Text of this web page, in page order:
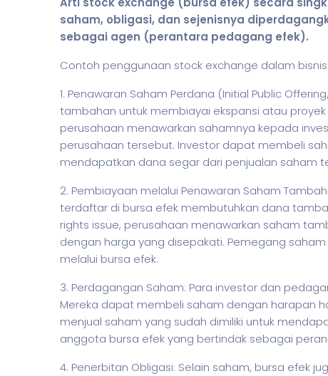
saham, obligasi, dan sejenisnya
sebagai agen (perantara pedagang efek).
Contoh penggunaan stock exchange dalam
1. Penawaran Saham Perdana (Initial Public
tambahan untuk membiayai ekspansi atau proyek
perusahaan menawarkan sahamnya kepada
perusahaan tersebut. Investor dapat membeli
mendapatkan dana segar dari penjualan saham
2. Pembiayaan melalui Penawaran Saham
terdaftar di bursa efek membutuhkan dana
rights issue, perusahaan menawarkan saham
dengan harga yang disepakati. Pemegang saham
melalui bursa efek.
3. Perdagangan Saham: Para investor dan
Mereka dapat membeli saham dengan harapan
menjual saham yang sudah dimiliki untuk
anggota bursa efek yang bertindak sebagai
4. Penerbitan Obligasi: Selain saham, bursa efek